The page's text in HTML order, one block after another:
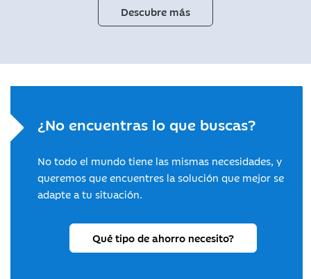
Descubre más
¿No encuentras lo que buscas?
No todo el mundo tiene las mismas necesidades, y
queremos que encuentres la solución que mejor se
adapte a tu situación.
Qué tipo de ahorro necesito?